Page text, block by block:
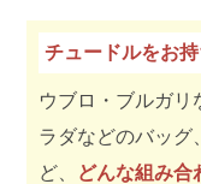
チュードルをお
ウブロ・ブルガ
ラダなどのバッグ
ど、 どんな組み合